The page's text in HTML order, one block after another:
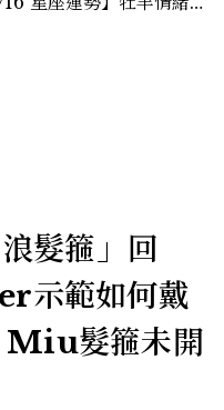
髮箍」回
示範如何戴
髮箍未開